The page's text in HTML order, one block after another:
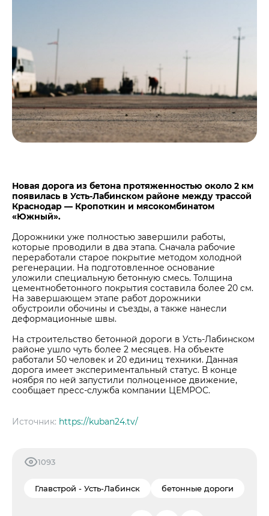
Новая дорога из бетона протяженностью около 2 км
появилась в Усть-Лабинском районе между трассой
Краснодар — Кропоткин и мясокомбинатом
«Южный».
Дорожники уже полностью завершили работы,
которые проводили в два этапа. Сначала рабочие
переработали старое покрытие методом холодной
регенерации. На подготовленное основание
уложили специальную бетонную смесь. Толщина
цементнобетонного покрытия составила более 20 см.
На завершающем этапе работ дорожники
обустроили обочины и съезды, а также нанесли
деформационные швы.
На строительство бетонной дороги в Усть-Лабинском
районе ушло чуть более 2 месяцев. На объекте
работали 50 человек и 20 единиц техники. Данная
дорога имеет экспериментальный статус. В конце
ноября по ней запустили полноценное движение,
сообщает пресс-служба компании ЦЕМРОС.
Источник: https://kuban24.tv/
1093
Главстрой - Усть-Лабинск бетонные дороги
Политика в области закупок
Люди ЦЕМРОСа
Издание для клиентов
Аналитика цементной отрасли
Медиабанк
Пресса о нас
Контакты
Контакты для СМИ
Служба доверия